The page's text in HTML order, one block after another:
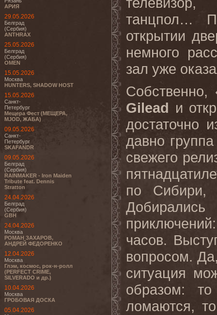
АРИЯ
29.05.2026
Белград
(Сербия)
ANTHRAX
25.05.2026
Белград
(Сербия)
OMEN
15.05.2026
Москва
HUNTERS, SHADOW HOST
15.05.2026
Санкт-
Петербург
Мещера Фест (МЕЩЕРА,
MJOD, ЖАБА)
09.05.2026
Санкт-
Петербург
SKAFANDR
09.05.2026
Белград
(Сербия)
RAINMAKER - Iron Maiden
Tribute feat. Dennis
Stratton
24.04.2026
Белград
(Сербия)
GBH
24.04.2026
Москва
РОМАН ЗАХАРОВ,
АНДРЕЙ ФЕДОРЕНКО
12.04.2026
Москва
Глэм, космос, рок-н-ролл
(PERFECT CRIME,
SILVERADO и др.)
10.04.2026
Москва
ГРОБОВАЯ ДОСКА
05.04.2026
танцпол…
открытии
немного
зал уже
Собственно,
Gilead и
достаточно
давно
свежего
по Сибири,
часов.
вопросом.
ситуация
образом:
ломаются,